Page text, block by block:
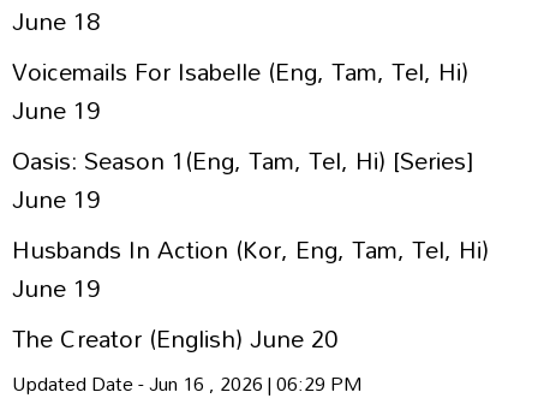
June 18
Voicemails For Isabelle (Eng, Tam, Tel, Hi)
June 19
Oasis: Season 1(Eng, Tam, Tel, Hi) [Series]
June 19
Husbands In Action (Kor, Eng, Tam, Tel, Hi)
June 19
The Creator (English) June 20
Updated Date - Jun 16 , 2026 | 06:29 PM